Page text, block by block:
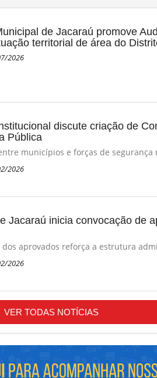
de Jacaraú promove
territorial de área do
2026
discute criação de
Pública
municípios e forças de segurança
2026
Jacaraú inicia convocação de
dos aprovados reforça a estrutura
2026
VER TODAS NOTÍCIAS